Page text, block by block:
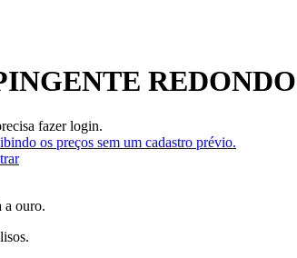
fazer login.
os preços sem um cadastro prévio.
a ouro.